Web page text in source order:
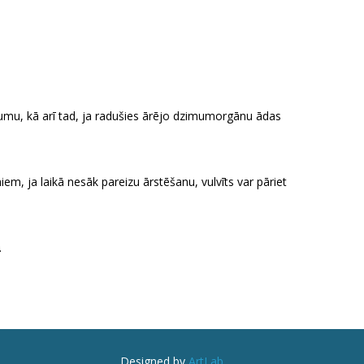
kā arī tad, ja radušies ārējo dzimumorgānu ādas
ja laikā nesāk pareizu ārstēšanu, vulvīts var pāriet